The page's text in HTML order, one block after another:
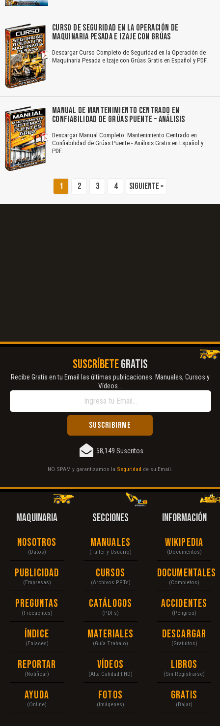
CURSO DE SEGURIDAD EN LA OPERACIÓN DE
MAQUINARIA PESADA E IZAJE CON GRÚAS
Descargar Curso Completo de Seguridad en la Operación de
Maquinaria Pesada e Izaje con Grúas Gratis en Español y PDF.
MANUAL DE MANTENIMIENTO CENTRADO EN
CONFIABILIDAD DE GRÚAS PUENTE – ANÁLISIS
Descargar Manual Completo: Mantenimiento Centrado en
Confiabilidad de Grúas Puente - Análisis Gratis en Español y
PDF.
1 2 3 4 Siguiente »
SUSCRÍBETEGRATIS
Recibe Gratis en tu Email las últimas publicaciones. Manuales, Cursos y
Vídeos...
58,149 Suscritos
NO SPAM y garantizamos la Seguridad de su Email.
MAQUINARIA
Nosotros
(Datos)
Publicidad
(Empresas)
Preguntas
(Frecuentes)
Índice
(Enlaces)
Reportar
(Notificar)
Ayuda
(Online)
SECCIONES
Manuales
(Taller y Usuario)
Cursos
(Archivos PPTs)
Catálogos
(PDFs)
Materiales
(Guía Trabajo)
Vídeos
(Alta Calidad FHD)
Fotos
(Imágenes)
INFORMACIÓN
Wikipedia
(Documentos)
Documentales
(Completos)
Accidentes
(Peligros)
Descargar
(Gratuitos)
Libros
(Sin Registrarse)
Gratis
(Bajar)
Texto o Imagen de portada son erróneos.
Reportar otro tipo de error...